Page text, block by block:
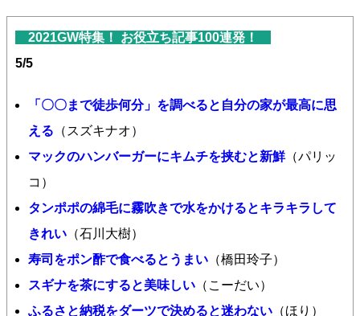
2021GW特集！ お役立ち記事100連発！
5/5
「〇〇まで徒歩何分」を調べると自分の家が最高に思
える （スズキナオ）
マックのハンバーガーにキムチを挟むと新鮮（パリッ
コ）
タンポポの綿毛に霧吹きで水をかけるとキラキラして
きれい （石川大樹）
寿司をポン酢で食べるとうまい （橋田玲子）
スギナを茶にすると美味しい （こーだい）
ふるさと納税をダーツで決めると迷わない （ほり）